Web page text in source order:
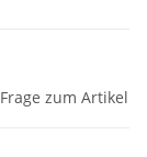
Frage zum Artikel